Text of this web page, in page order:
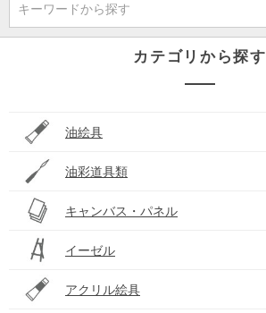
キーワードから探す
カテゴリから探す
油絵具
油彩道具類
キャンバス・パネル
イーゼル
アクリル絵具